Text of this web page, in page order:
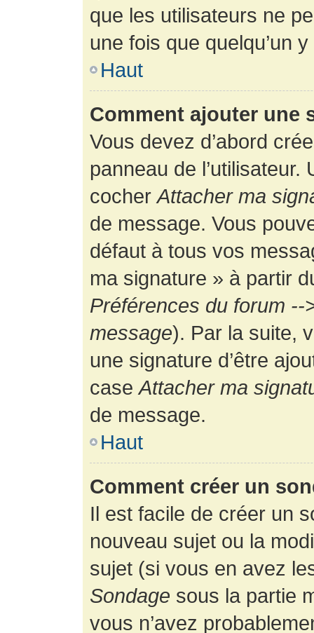
que les utilisateurs ne
une fois que quelqu’un
Haut
Comment ajouter une
Vous devez d’abord
panneau de
cocherAttacher ma
de message. Vous
défaut à tous vos
ma signature » à partir
Préférences du forum
message). Par la suite,
une signature d’être
caseAttacher ma
de message.
Haut
Comment créer un
Il est facile de créer un
nouveau sujet ou la
sujet (si vous en avez
Sondage sous la partie
vous n’avez